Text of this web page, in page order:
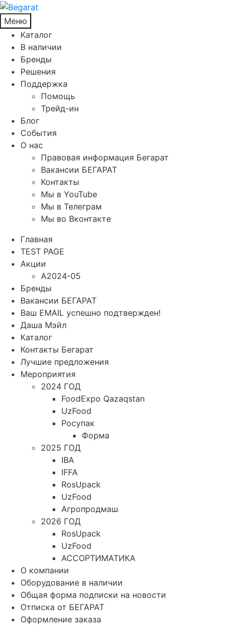
Меню
Каталог
В наличии
Бренды
Решения
Поддержка
Помощь
Трейд-ин
Блог
События
О нас
Правовая информация Бегарат
Вакансии БЕГАРАТ
Контакты
Мы в YouTube
Мы в Телеграм
Мы во Вконтакте
Главная
TEST PAGE
Акции
A2024-05
Бренды
Вакансии БЕГАРАТ
Ваш EMAIL успешно подтвержден!
Даша Мэйл
Каталог
Контакты Бегарат
Лучшие предложения
Мероприятия
2024 ГОД
FoodExpo Qazaqstan
UzFood
Росупак
Форма
2025 ГОД
IBA
IFFA
RosUpack
UzFood
Агропродмаш
2026 ГОД
RosUpack
UzFood
АССОРТИМАТИКА
О компании
Оборудование в наличии
Общая форма подписки на новости
Отписка от БЕГАРАТ
Оформление заказа